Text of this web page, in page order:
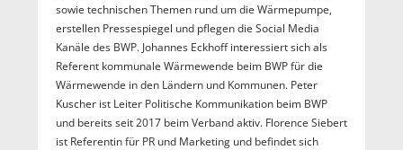
sowie technischen Themen rund um die Wärmepumpe,
erstellen Pressespiegel und pflegen die Social Media
Kanäle des BWP. Johannes Eckhoff interessiert sich als
Referent kommunale Wärmewende beim BWP für die
Wärmewende in den Ländern und Kommunen. Peter
Kuscher ist Leiter Politische Kommunikation beim BWP
und bereits seit 2017 beim Verband aktiv. Florence Siebert
ist Referentin für PR und Marketing und befindet sich